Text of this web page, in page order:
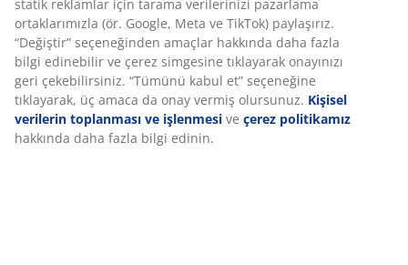
İncelemeler
( 216)
statik reklamlar için tarama verilerinizi pazarlama
ortaklarımızla (ör. Google, Meta ve TikTok) paylaşırız.
“Değiştir” seçeneğinden amaçlar hakkında daha fazla
bilgi edinebilir ve çerez simgesine tıklayarak onayınızı
geri çekebilirsiniz. “Tümünü kabul et” seçeneğine
tıklayarak, üç amaca da onay vermiş olursunuz. Kişisel
verilerin toplanması ve işlenmesi ve çerez politikamız
hakkında daha fazla bilgi edinin.